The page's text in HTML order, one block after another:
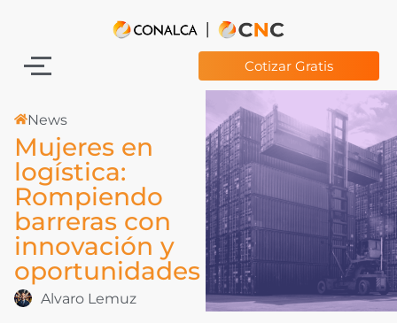
Cotizar Gratis
News
Mujeres en
logística:
Rompiendo
barreras con
innovación y
oportunidades
Alvaro Lemuz